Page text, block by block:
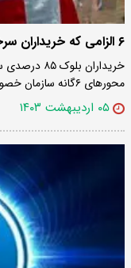
۶ الزامی که خریداران سرخابی ها باید رعایت کند
خریداران
محورهای ۶گانه سازمان خصوصی‌سازی را شامل اهداف کمی و در…
۰۵ اردیبهشت ۱۴۰۳